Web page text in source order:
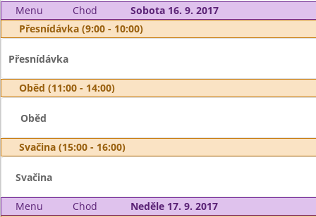
Menu Chod
Sobota 16. 9. 2017
Přesnídávka (9:00 - 10:00)
Přesnídávka
Oběd (11:00 - 14:00)
Oběd
Svačina (15:00 - 16:00)
Svačina
Menu Chod
Neděle 17. 9. 2017